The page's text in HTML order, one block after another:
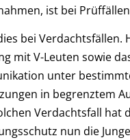
ist bei
bei Verdachtsfällen.
mit V-Leuten sowie
unter
in begrenztem
Verdachtsfall hat
nun die